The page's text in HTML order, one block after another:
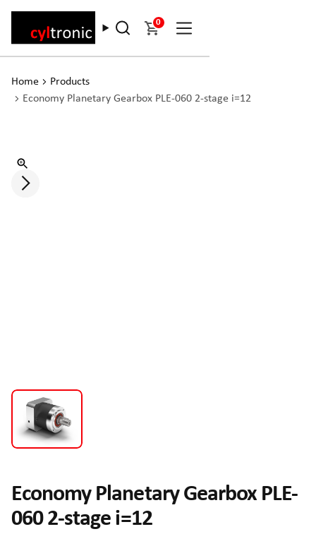
0
Home
Products
Economy Planetary Gearbox PLE-060 2-stage i=12
Economy Planetary Gearbox PLE-
060 2-stage i=12